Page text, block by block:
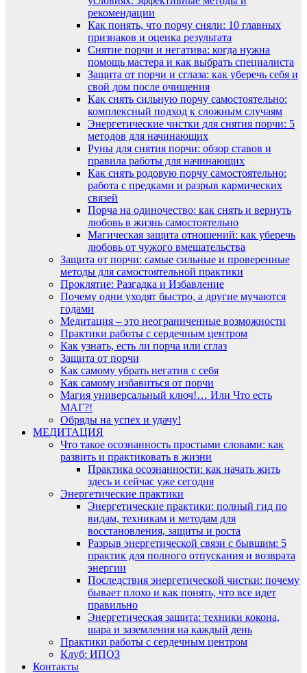
рекомендации
Как понять, что порчу сняли: 10 главных
признаков и оценка результата
Снятие порчи и негатива: когда нужна
помощь мастера и как выбрать специалиста
Защита от порчи и сглаза: как уберечь себя и
свой дом после очищения
Как снять сильную порчу самостоятельно:
комплексный подход к сложным случаям
Энергетические чистки для снятия порчи: 5
методов для начинающих
Руны для снятия порчи: обзор ставов и
правила работы для начинающих
Как снять родовую порчу самостоятельно:
работа с предками и разрыв кармических
связей
Порча на одиночество: как снять и вернуть
любовь в жизнь самостоятельно
Магическая защита отношений: как уберечь
любовь от чужого вмешательства
Защита от порчи: самые сильные и проверенные
методы для самостоятельной практики
Проклятие: Разгадка и Избавление
Почему одни уходят быстро, а другие мучаются
годами
Медитация – это неограниченные возможности
Практики работы с сердечным центром
Как узнать, есть ли порча или сглаз
Защита от порчи
Как самому убрать негатив с себя
Как самому избавиться от порчи
Магия универсальный ключ!… Или Что есть
МАГ?!
Обряды на успех и удачу!
МЕДИТАЦИЯ
Что такое осознанность простыми словами: как
развить и практиковать в жизни
Практика осознанности: как начать жить
здесь и сейчас уже сегодня
Энергетические практики
Энергетические практики: полный гид по
видам, техникам и методам для
восстановления, защиты и роста
Разрыв энергетической связи с бывшим: 5
практик для полного отпускания и возврата
энергии
Последствия энергетической чистки: почему
бывает плохо и как понять, что все идет
правильно
Энергетическая защита: техники кокона,
шара и заземления на каждый день
Практики работы с сердечным центром
Клуб: ИПОЗ
Контакты